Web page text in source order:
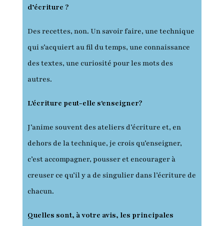
d’écriture ?
Des recettes, non. Un savoir faire, une technique
qui s’acquiert au fil du temps, une connaissance
des textes, une curiosité pour les mots des
autres.
L'écriture peut-elle s'enseigner?
J’anime souvent des ateliers d’écriture et, en
dehors de la technique, je crois qu’enseigner,
c’est accompagner, pousser et encourager à
creuser ce qu’il y a de singulier dans l’écriture de
chacun.
Quelles sont, à votre avis, les principales